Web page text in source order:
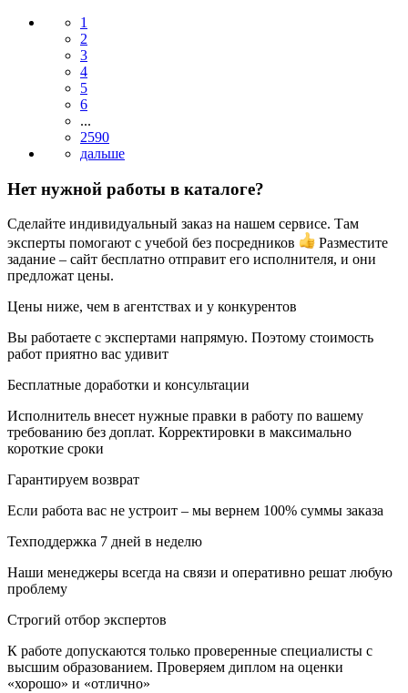
1
2
3
4
5
6
...
2590
Нет нужной работы в каталоге?
Сделайте индивидуальный заказ на нашем сервисе. Там
эксперты помогают с учебой без посредников
Разместите
задание – сайт бесплатно отправит его исполнителя, и они
предложат цены.
Цены ниже, чем в агентствах и у конкурентов
Вы работаете с экспертами напрямую. Поэтому стоимость
работ приятно вас удивит
Бесплатные доработки и консультации
Исполнитель внесет нужные правки в работу по вашему
требованию без доплат. Корректировки в максимально
короткие сроки
Гарантируем возврат
Если работа вас не устроит – мы вернем 100% суммы заказа
Техподдержка 7 дней в неделю
Наши менеджеры всегда на связи и оперативно решат любую
проблему
Строгий отбор экспертов
К работе допускаются только проверенные специалисты с
высшим образованием. Проверяем диплом на оценки
«хорошо» и «отлично»